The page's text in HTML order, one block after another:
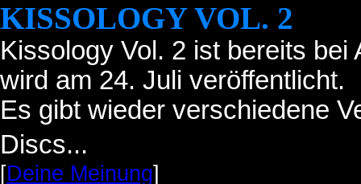
KISSOLOGY VOL. 2
Kissology Vol. 2 ist bereits
wird am 24. Juli veröffentlicht.
Es gibt wieder verschiedene
Discs...
[Deine Meinung]